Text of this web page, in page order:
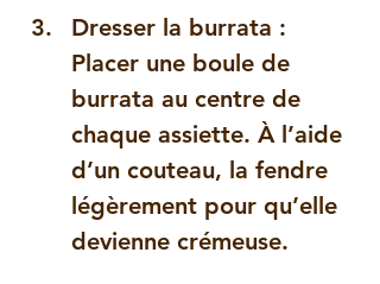
Dresser la burrata :
Placer une boule de
burrata au centre de
chaque assiette. À l’aide
d’un couteau, la fendre
légèrement pour qu’elle
devienne crémeuse.